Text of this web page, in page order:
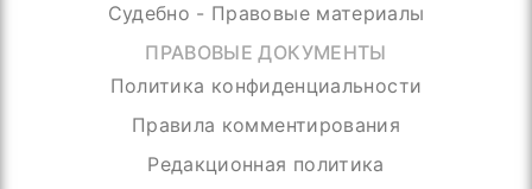
Судебно - Правовые материалы
ПРАВОВЫЕ ДОКУМЕНТЫ
Политика конфиденциальности
Правила комментирования
Редакционная политика